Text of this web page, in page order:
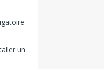
un